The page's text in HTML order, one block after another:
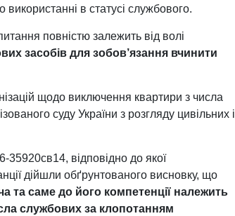
в статусі службового.
повністю залежить від волі
засобів для зобов’язання вчинити
щодо виключення квартири з числа
суду України з розгляду цивільних і
35920св14, відповідно до якої
дійшли обґрунтованого висновку, що
та саме до його компетенції належить
службових за клопотанням